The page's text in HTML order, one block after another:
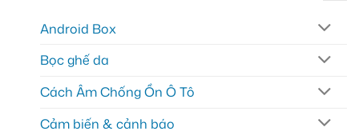
Android Box
Bọc ghế da
Cách Âm Chống Ồn Ô Tô
Cảm biến & cảnh báo